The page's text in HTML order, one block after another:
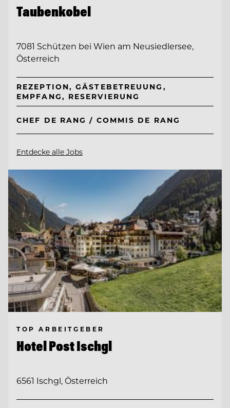
Taubenkobel
7081 Schützen bei Wien am Neusiedlersee,
Österreich
REZEPTION, GÄSTEBETREUUNG,
EMPFANG, RESERVIERUNG
CHEF DE RANG / COMMIS DE RANG
Entdecke alle Jobs
TOP ARBEITGEBER
Hotel Post Ischgl
6561 Ischgl, Österreich